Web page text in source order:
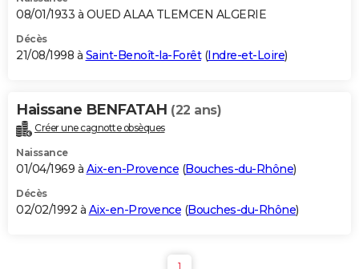
08/01/1933 à OUED ALAA TLEMCEN ALGERIE
Décès
21/08/1998 à Saint-Benoît-la-Forêt(Indre-et-Loire)
Haissane BENFATAH (22 ans)
Créer une cagnotte obsèques
Naissance
01/04/1969 à Aix-en-Provence (Bouches-du-Rhône)
Décès
02/02/1992 à Aix-en-Provence (Bouches-du-Rhône)
1